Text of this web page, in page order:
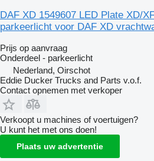
DAF XD 1549607 LED Plate XD/
parkeerlicht voor DAF XD
Prijs op aanvraag
Onderdeel - parkeerlicht
Nederland, Oirschot
Eddie Ducker Trucks and Parts v.o.f.
Contact opnemen met verkoper
Verkoopt u machines of voertuigen?
U kunt het met ons doen!
Plaats uw advertentie